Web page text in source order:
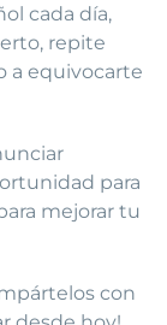
cada día,
repite
a equivocarte
para
mejorar tu
con